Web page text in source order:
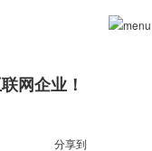
网企业！
分享到